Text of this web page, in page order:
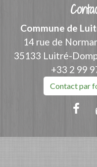
Commune de
14 rue de
35133 Luitré-
+33 2 99
Contact par